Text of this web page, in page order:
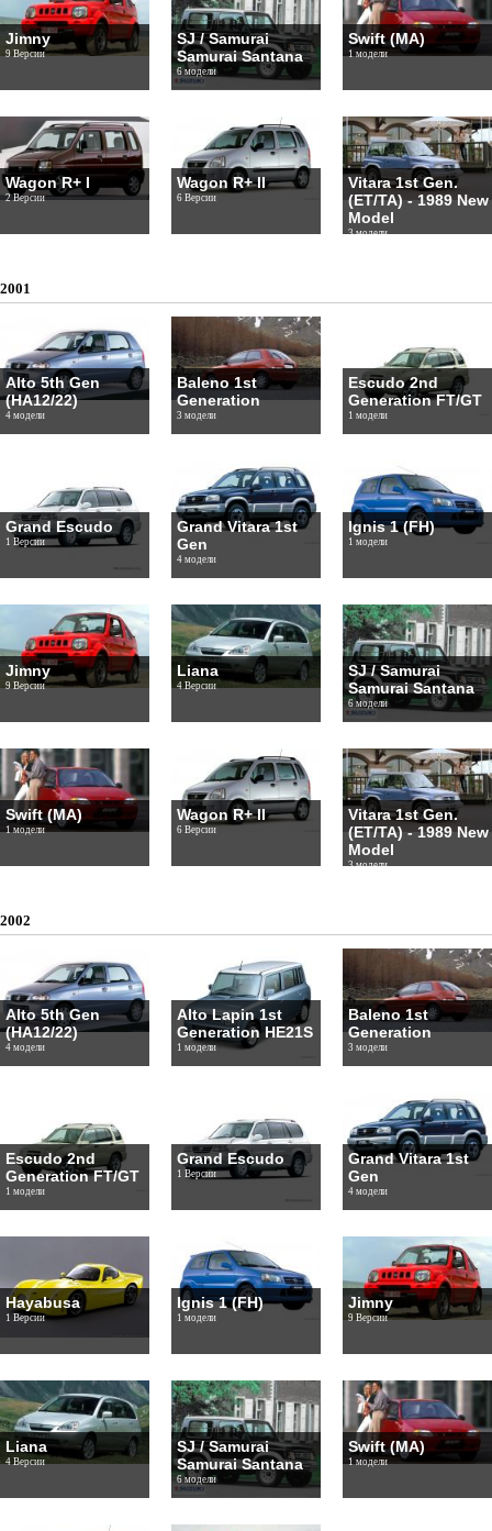
Jimny
9 Версии
SJ / Samurai
Samurai Santana
6 модели
Swift (MA)
1 модели
Wagon R+ I
2 Версии
Wagon R+ II
6 Версии
Vitara 1st Gen.
(ET/TA) - 1989 New
Model
3 модели
2001
Alto 5th Gen
(HA12/22)
4 модели
Baleno 1st
Generation
3 модели
Escudo 2nd
Generation FT/GT
1 модели
Grand Escudo
1 Версии
Grand Vitara 1st
Gen
4 модели
Ignis 1 (FH)
1 модели
Jimny
9 Версии
Liana
4 Версии
SJ / Samurai
Samurai Santana
6 модели
Swift (MA)
1 модели
Wagon R+ II
6 Версии
Vitara 1st Gen.
(ET/TA) - 1989 New
Model
3 модели
2002
Alto 5th Gen
(HA12/22)
4 модели
Alto Lapin 1st
Generation HE21S
1 модели
Baleno 1st
Generation
3 модели
Escudo 2nd
Generation FT/GT
1 модели
Grand Escudo
1 Версии
Grand Vitara 1st
Gen
4 модели
Hayabusa
1 Версии
Ignis 1 (FH)
1 модели
Jimny
9 Версии
Liana
4 Версии
SJ / Samurai
Samurai Santana
6 модели
Swift (MA)
1 модели